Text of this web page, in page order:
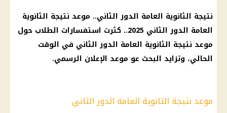
نتيجة الثانوية العامة الدور الثاني.. موعد نتيجة الثانوية
العامة الدور الثاني 2025.. كثرت استفسارات الطلاب حول
موعد نتيجة الثانوية العامة الدور الثاني في الوقت
الحالي، وتزايد البحث عو موعد الإعلان الرسمي.
موعد نتيجة الثانوية العامة الدور الثاني